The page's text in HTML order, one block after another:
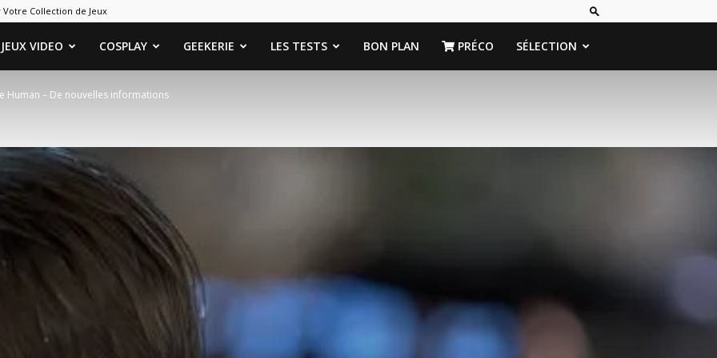
Votre Collection de Jeux
JEUX VIDEO COSPLAY GEEKERIE LES TESTS BON PLAN PRÉCO SÉLECTION
Human – De nouvelles informations